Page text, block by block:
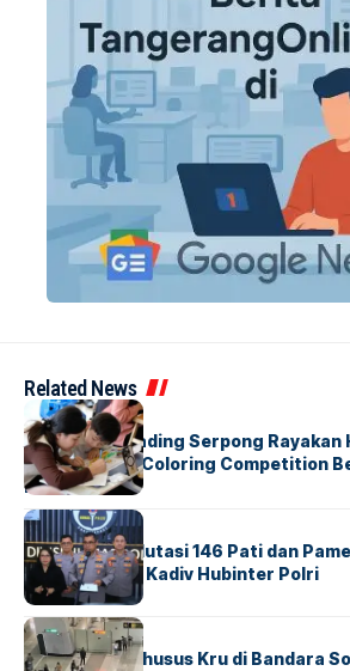
Related News
BERITAINDEX
Atria Hotel Gading Serpong Rayakan
Lewat Family Coloring Competition
Indonesia
BERITA
Mabes Polri Mutasi 146 Pati dan
Untung Jabat Kadiv Hubinter Polri
BANDARABERITA
Ketika Jalur Khusus Kru di Bandara